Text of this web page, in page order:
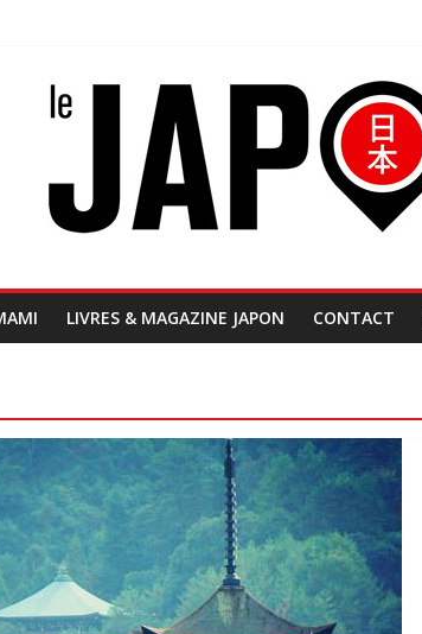
LIVRES & MAGAZINE JAPON CONTACT